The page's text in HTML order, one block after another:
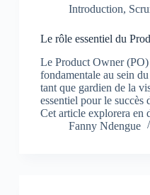
Introduction,
Le rôle essentiel du
Le Product Owner
fondamentale au sein
tant que gardien de la
essentiel pour le
Cet article explorera
Fanny Ndengue